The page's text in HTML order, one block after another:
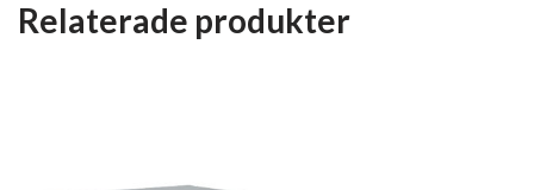
Relaterade produkter